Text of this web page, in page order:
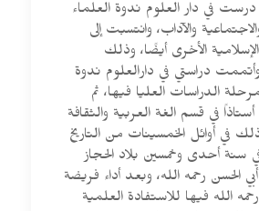
في دار العلوم ندوة العلماء
والآداب، وانتسبت إلى
الأخرى أيضًا، وذلك
دراستي في دارالعلوم ندوة
الدراسات العليا فيها، ثم
في قسم الغة العربية والثقافة
في أوائل الخمسينات من التاريخ
سنة أحدى وخمسين بلاد الحجاز
الحسن رحمه الله، وبعد أداء فريضة
الله فيها للاستفادة العلمية